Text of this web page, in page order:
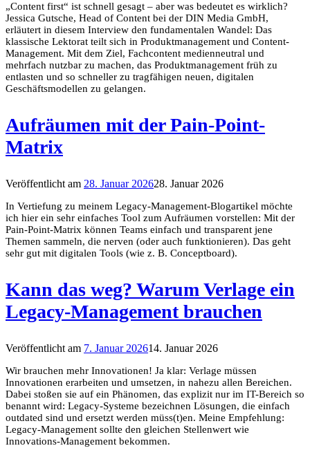
„Content first“ ist schnell gesagt – aber was bedeutet es wirklich?
Jessica Gutsche, Head of Content bei der DIN Media GmbH,
erläutert in diesem Interview den fundamentalen Wandel: Das
klassische Lektorat teilt sich in Produktmanagement und Content-
Management. Mit dem Ziel, Fachcontent medienneutral und
mehrfach nutzbar zu machen, das Produktmanagement früh zu
entlasten und so schneller zu tragfähigen neuen, digitalen
Geschäftsmodellen zu gelangen.
Aufräumen mit der Pain-Point-
Matrix
Veröffentlicht am 28. Januar 202628. Januar 2026
In Vertiefung zu meinem Legacy-Management-Blogartikel möchte
ich hier ein sehr einfaches Tool zum Aufräumen vorstellen: Mit der
Pain-Point-Matrix können Teams einfach und transparent jene
Themen sammeln, die nerven (oder auch funktionieren). Das geht
sehr gut mit digitalen Tools (wie z. B. Conceptboard).
Kann das weg? Warum Verlage ein
Legacy-Management brauchen
Veröffentlicht am 7. Januar 202614. Januar 2026
Wir brauchen mehr Innovationen! Ja klar: Verlage müssen
Innovationen erarbeiten und umsetzen, in nahezu allen Bereichen.
Dabei stoßen sie auf ein Phänomen, das explizit nur im IT-Bereich so
benannt wird: Legacy-Systeme bezeichnen Lösungen, die einfach
outdated sind und ersetzt werden müss(t)en. Meine Empfehlung:
Legacy-Management sollte den gleichen Stellenwert wie
Innovations-Management bekommen.